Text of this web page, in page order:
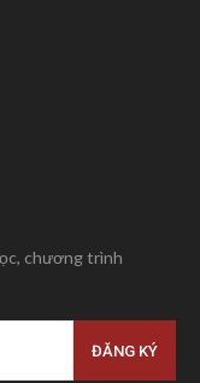
chương trình